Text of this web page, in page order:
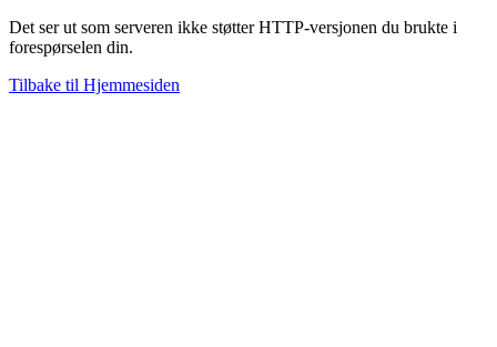
Det ser ut som serveren ikke støtter HTTP-versjonen du brukte i
forespørselen din.
Tilbake til Hjemmesiden